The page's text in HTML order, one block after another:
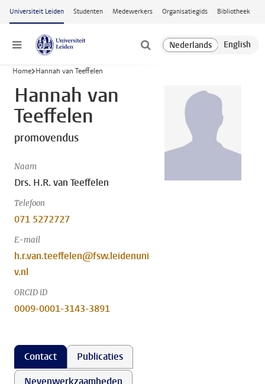
Ga naar hoofdinhoud
Universiteit Leiden Studenten Medewerkers Organisatiegids Bibliotheek
Menu
Home Hannah van Teeffelen
Hannah van
Teeffelen
promovendus
Naam
Drs. H.R. van Teeffelen
Telefoon
071 5272727
E-mail
h.r.van.teeffelen@fsw.leidenuni
v.nl
ORCID iD
0009-0001-3143-3891
Contact
Publicaties
Nevenwerkzaamheden